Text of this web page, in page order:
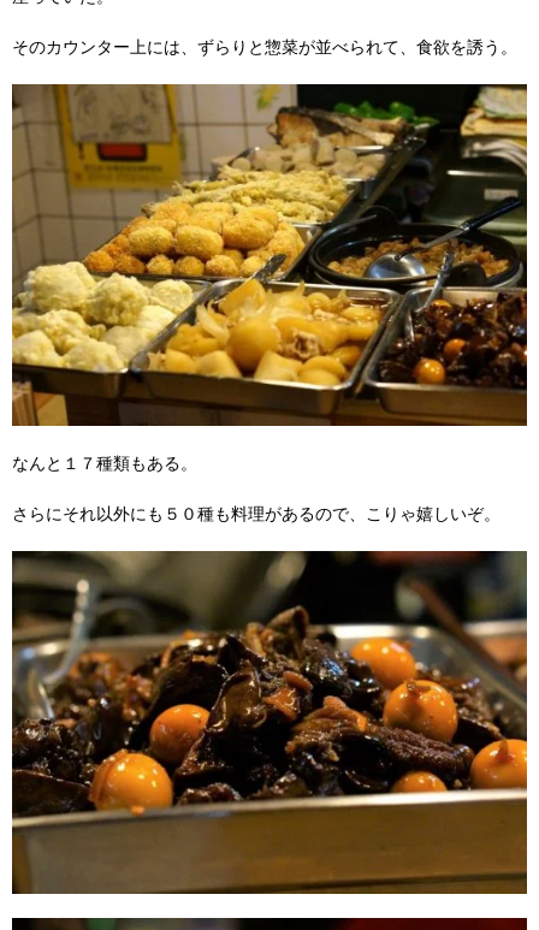
そのカウンター上には、ずらりと惣菜が並べられて、食欲を誘う。
なんと１７種類もある。
さらにそれ以外にも５０種も料理があるので、こりゃ嬉しいぞ。